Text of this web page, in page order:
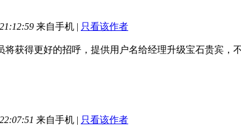
来自手机 | 只看该作者
将获得更好的招呼，提供用户名给经理升级宝石贵宾，
来自手机 | 只看该作者